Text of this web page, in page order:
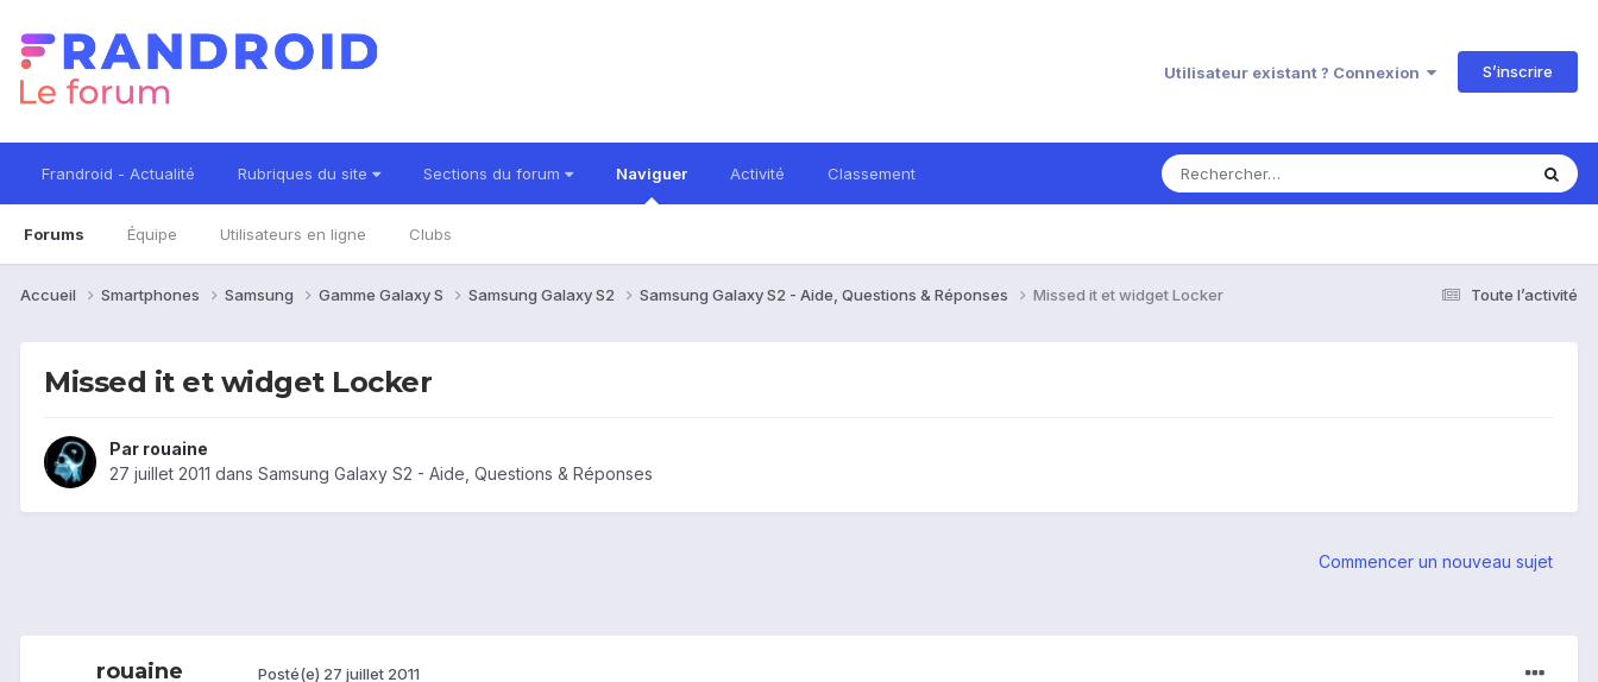
Utilisateur existant ? Connexion S’inscrire
Frandroid - Actualité Rubriques du site Sections du forum Naviguer
Forums Équipe Utilisateurs en ligne Clubs
Activité Classement
Toute l’activité
Accueil Smartphones Samsung Gamme Galaxy S Samsung Galaxy S2 Samsung Galaxy S2 - Aide, Questions & Réponses Missed it et widget Locker
Missed it et widget Locker
Par rouaine
27 juillet 2011 dans Samsung Galaxy S2 - Aide, Questions & Réponses
Commencer un nouveau sujet
rouaine Posté(e) 27 juillet 2011